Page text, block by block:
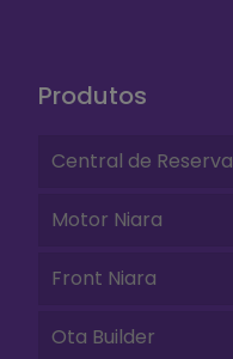
Produtos
Central de
Motor Niara
Front Niara
Ota Builder